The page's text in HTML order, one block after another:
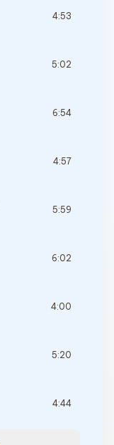
4:53
5:02
6:54
4:57
5:59
6:02
4:00
5:20
4:44